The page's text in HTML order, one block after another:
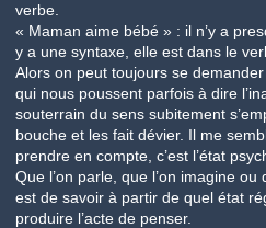
verbe
« Maman aime bébé » : il n’y a
y a une syntaxe, elle est dans le
Alors on peut toujours se
qui nous poussent parfois à dire
souterrain du sens subitement
bouche et les fait dévier. Il me
prendre en compte, c’est l’état
Que l’on parle, que l’on imagine ou
est de savoir à partir de quel état
produire l’acte de penser.